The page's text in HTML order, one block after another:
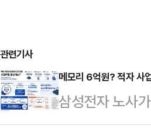
관련기사
메모리 6억원? 적자 사
삼성전자 노사
보상안에 합의